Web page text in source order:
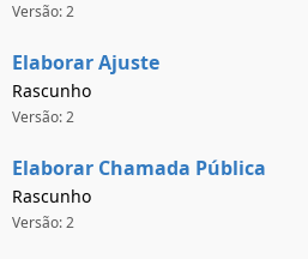
Versão: 2
Elaborar Ajuste
Rascunho
Versão: 2
Elaborar Chamada Pública
Rascunho
Versão: 2